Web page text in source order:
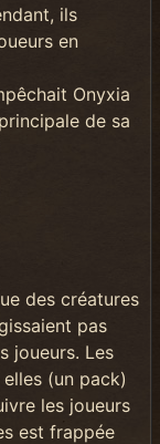
ils
en
Onyxia
de sa
des créatures
pas
joueurs. Les
(un pack)
les joueurs
est frappée